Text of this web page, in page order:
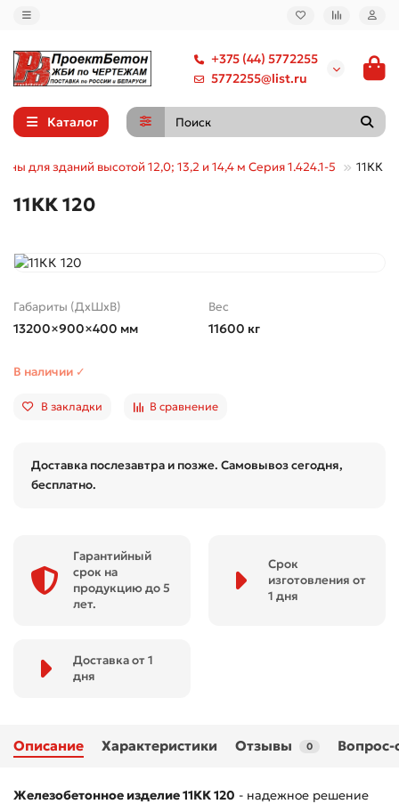
+375 (44) 5772255
5772255@list.ru
Каталог
для зданий высотой 12,0; 13,2 и 14,4 м Серия 1.424.1-5 11КК
11КК 120
Габариты (ДхШхВ)
13200×900×400 мм
Вес
11600 кг
В наличии ✓
В закладки В сравнение
Доставка послезавтра и позже. Самовывоз сегодня,
бесплатно.
Гарантийный
срок на
продукцию до 5
лет.
Срок
изготовления от
1 дня
Доставка от 1
дня
Описание Характеристики Отзывы 0 Вопрос-
Железобетонное изделие 11КК 120 - надежное решение